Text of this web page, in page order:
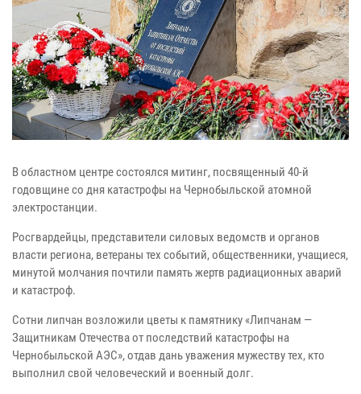
В областном центре состоялся митинг, посвященный 40-й
годовщине со дня катастрофы на Чернобыльской атомной
электростанции.
Росгвардейцы, представители силовых ведомств и органов
власти региона, ветераны тех событий, общественники, учащиеся,
минутой молчания почтили память жертв радиационных аварий
и катастроф.
Сотни липчан возложили цветы к памятнику «Липчанам —
Защитникам Отечества от последствий катастрофы на
Чернобыльской АЭС», отдав дань уважения мужеству тех, кто
выполнил свой человеческий и военный долг.